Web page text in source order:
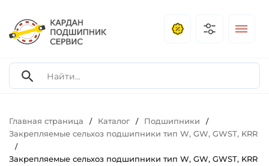
Главная страница / Каталог / Подшипники /
Закрепляемые сельхоз подшипники тип W, GW, GWST, KRR
/
Закрепляемые сельхоз подшипники тип W, GW, GWST, KRR